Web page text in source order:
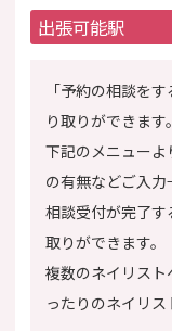
出張可能駅
「予約の相談を
り取りができます。
下記のメニュー
の有無などご入
相談受付が完了す
取りができます。
複数のネイリス
ったりのネイリス